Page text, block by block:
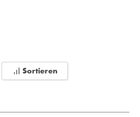
Sortieren